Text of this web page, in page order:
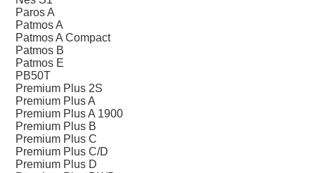
Paros A
Patmos A
Patmos A Compact
Patmos B
Patmos E
PB50T
Premium Plus 2S
Premium Plus A
Premium Plus A 1900
Premium Plus B
Premium Plus C
Premium Plus C/D
Premium Plus D